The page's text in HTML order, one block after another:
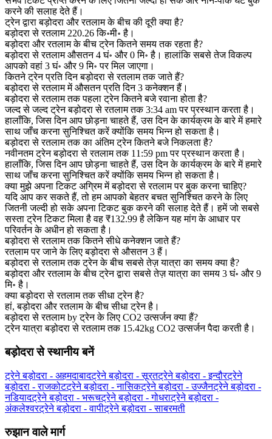
करने की सलाह देते हैं।
ट्रेन द्वारा बड़ोदरा और रतलाम के बीच की दूरी क्या है?
बड़ोदरा से रतलाम 220.26 कि॰मी॰ है।
बड़ोदरा और रतलाम के बीच ट्रेन कितने समय तक रहता है?
बड़ोदरा से रतलाम औसतन 4 घं॰ और 0 मि॰ है। हालांकि सबसे तेज विकल्प
आपको वहां 3 घं॰ और 9 मि॰ पर मिल जाएगा।
कितने ट्रेन प्रति दिन बड़ोदरा से रतलाम तक जाते हैं?
बड़ोदरा से रतलाम में औसतन प्रति दिन 3 कनेक्शन हैं।
बड़ोदरा से रतलाम तक पहला ट्रेन कितने बजे रवाना होता है?
जल्द से जल्द ट्रेन बड़ोदरा से रतलाम तक 3:34 am पर प्रस्थान करता है।
हालाँकि, जिस दिन आप छोड़ना चाहते हैं, उस दिन के कार्यक्रम के बारे में हमारे
साथ जाँच करना सुनिश्चित करें क्योंकि समय भिन्न हो सकता है।
बड़ोदरा से रतलाम तक का अंतिम ट्रेन कितने बजे निकलता है?
नवीनतम ट्रेन बड़ोदरा से रतलाम तक 11:59 pm पर प्रस्थान करता है।
हालाँकि, जिस दिन आप छोड़ना चाहते हैं, उस दिन के कार्यक्रम के बारे में हमारे
साथ जाँच करना सुनिश्चित करें क्योंकि समय भिन्न हो सकता है।
क्या मुझे अपना टिकट अग्रिम में बड़ोदरा से रतलाम पर बुक करना चाहिए?
यदि आप कर सकते हैं, तो हम आपको बेहतर बचत सुनिश्चित करने के लिए
जितनी जल्दी हो सके अपना टिकट बुक करने की सलाह देते हैं। हमें जो सबसे
सस्ता ट्रेन टिकट मिला है वह ₹132.99 है लेकिन यह मांग के आधार पर
परिवर्तन के अधीन हो सकता है।
बड़ोदरा से रतलाम तक कितने सीधे कनेक्शन जाते हैं?
रतलाम पर जाने के लिए बड़ोदरा से औसतन 3 हैं।
बड़ोदरा से रतलाम तक ट्रेन के बीच सबसे तेज़ यात्रा का समय क्या है?
बड़ोदरा और रतलाम के बीच ट्रेन द्वारा सबसे तेज़ यात्रा का समय 3 घं॰ और 9
मि॰ है।
क्या बड़ोदरा से रतलाम तक सीधा ट्रेन है?
हां, बड़ोदरा और रतलाम के बीच सीधा ट्रेन है।
बड़ोदरा से रतलाम by ट्रेन के लिए CO2 उत्सर्जन क्या हैं?
ट्रेन यात्रा बड़ोदरा से रतलाम तक 15.42kg CO2 उत्सर्जन पैदा करती है।
बड़ोदरा से स्थानीय बनें
ट्रेने बड़ोदरा - अहमदाबादट्रेने बड़ोदरा - सूरतट्रेने बड़ोदरा - इन्दौरट्रेने
बड़ोदरा - राजकोटट्रेने बड़ोदरा - नासिकट्रेने बड़ोदरा - उज्जैनट्रेने बड़ोदरा -
नडियादट्रेने बड़ोदरा - भरूचट्रेने बड़ोदरा - गोधराट्रेने बड़ोदरा -
अंकलेश्वरट्रेने बड़ोदरा - वापीट्रेने बड़ोदरा - साबरमती
रुझान वाले मार्ग